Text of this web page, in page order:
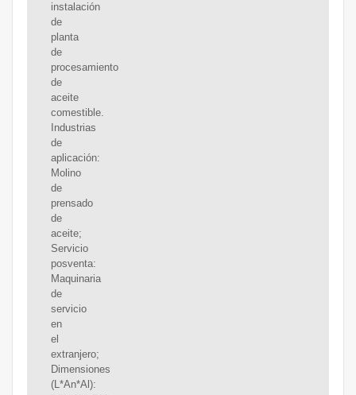
instalación
de
planta
de
procesamiento
de
aceite
comestible.
Industrias
de
aplicación:
Molino
de
prensado
de
aceite;
Servicio
posventa:
Maquinaria
de
servicio
en
el
extranjero;
Dimensiones
(L*An*Al):